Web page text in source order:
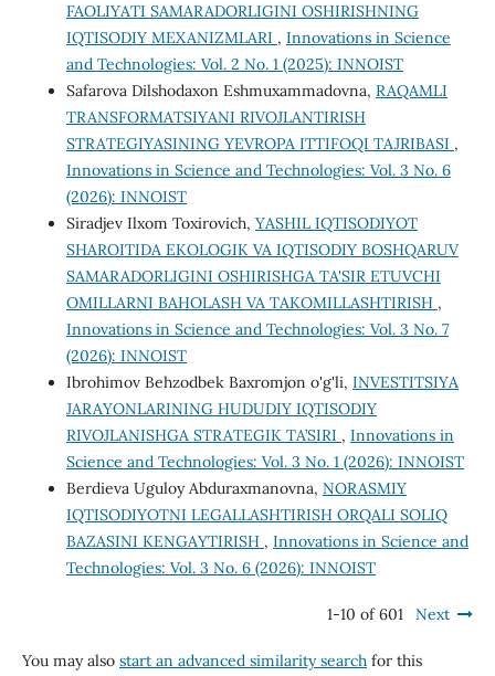
FAOLIYATI SAMARADORLIGINI OSHIRISHNING
IQTISODIY MEXANIZMLARI , Innovations in Science
and Technologies: Vol. 2 No. 1 (2025): INNOIST
Safarova Dilshodaxon Eshmuxammadovna, RAQAMLI
TRANSFORMATSIYANI RIVOJLANTIRISH
STRATEGIYASINING YEVROPA ITTIFOQI TAJRIBASI ,
Innovations in Science and Technologies: Vol. 3 No. 6
(2026): INNOIST
Siradjev Ilxom Toxirovich, YASHIL IQTISODIYOT
SHAROITIDA EKOLOGIK VA IQTISODIY BOSHQARUV
SAMARADORLIGINI OSHIRISHGA TA'SIR ETUVCHI
OMILLARNI BAHOLASH VA TAKOMILLASHTIRISH ,
Innovations in Science and Technologies: Vol. 3 No. 7
(2026): INNOIST
Ibrohimov Behzodbek Baxromjon o'g'li, INVESTITSIYA
JARAYONLARINING HUDUDIY IQTISODIY
RIVOJLANISHGA STRATEGIK TA’SIRI , Innovations in
Science and Technologies: Vol. 3 No. 1 (2026): INNOIST
Berdieva Uguloy Abduraxmanovna, NORASMIY
IQTISODIYOTNI LEGALLASHTIRISH ORQALI SOLIQ
BAZASINI KENGAYTIRISH , Innovations in Science and
Technologies: Vol. 3 No. 6 (2026): INNOIST
1-10 of 601 Next
You may also start an advanced similarity searchfor this